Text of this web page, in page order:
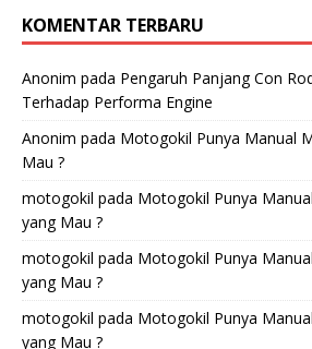
KOMENTAR TERBARU
Anonim pada Pengaruh Panjang Con
Terhadap Performa Engine
Anonim pada Motogokil Punya Manual
Mau ?
motogokil pada Motogokil Punya
yang Mau ?
motogokil pada Motogokil Punya
yang Mau ?
motogokil pada Motogokil Punya
yang Mau ?